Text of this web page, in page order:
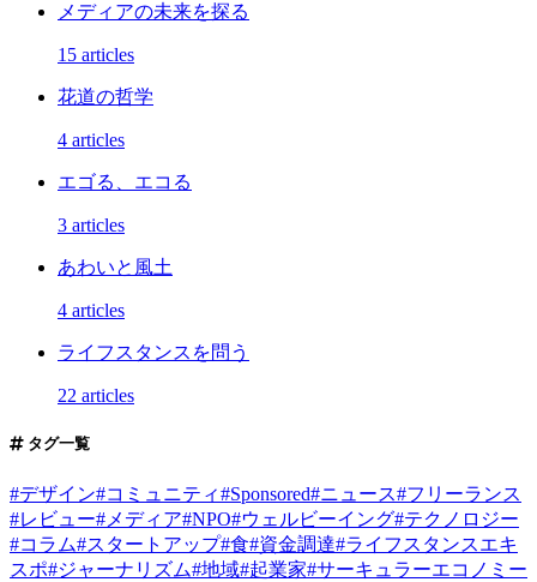
メディアの未来を探る
15 articles
花道の哲学
4 articles
エゴる、エコる
3 articles
あわいと風土
4 articles
ライフスタンスを問う
22 articles
タグ一覧
#デザイン#コミュニティ#Sponsored#ニュース#フリーランス
#レビュー# メディア#NPO#ウェルビーイング#テクノロジー
#コラム#スタートアップ#食#資金調達#ライフスタンスエキ
スポ#ジャーナリズム#地域#起業家#サーキュラーエコノミー